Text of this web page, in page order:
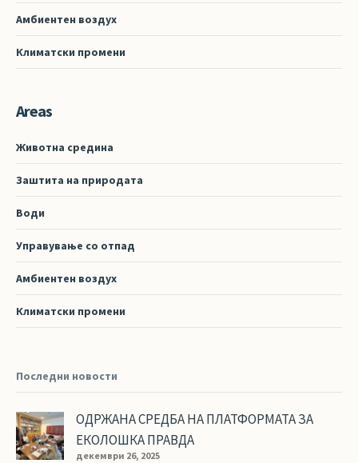
Амбиентен воздух
Климатски промени
Areas
Животна средина
Заштита на природата
Води
Управување со отпад
Амбиентен воздух
Климатски промени
Последни новости
ОДРЖАНА СРЕДБА НА ПЛАТФОРМАТА ЗА
ЕКОЛОШКА ПРАВДА
декември 26, 2025